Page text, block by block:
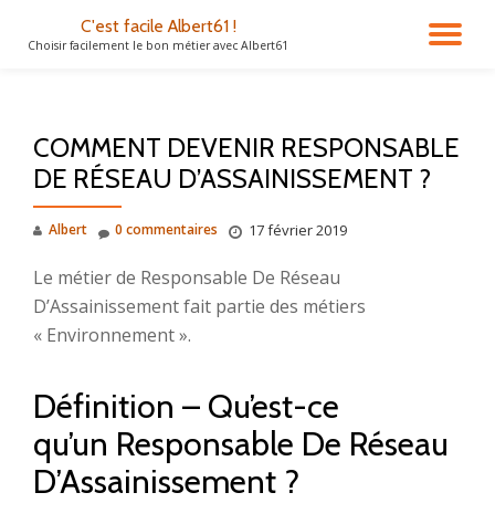
C'est facile Albert61 !
Choisir facilement le bon métier avec Albert61
COMMENT DEVENIR RESPONSABLE
DE RÉSEAU D’ASSAINISSEMENT ?
Albert 17 février 2019
0 commentaires
Le métier de Responsable De Réseau
D’Assainissement fait partie des métiers
« Environnement ».
Définition – Qu’est-ce
qu’un Responsable De Réseau
D’Assainissement ?